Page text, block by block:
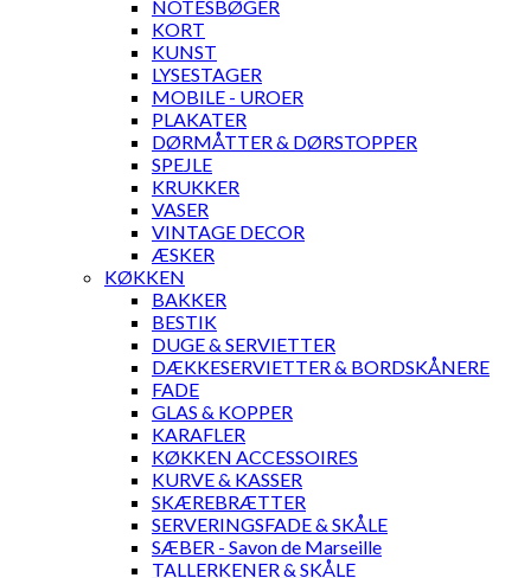
NOTESBØGER
KORT
KUNST
LYSESTAGER
MOBILE - UROER
PLAKATER
DØRMÅTTER & DØRSTOPPER
SPEJLE
KRUKKER
VASER
VINTAGE DECOR
ÆSKER
KØKKEN
BAKKER
BESTIK
DUGE & SERVIETTER
DÆKKESERVIETTER & BORDSKÅNERE
FADE
GLAS & KOPPER
KARAFLER
KØKKEN ACCESSOIRES
KURVE & KASSER
SKÆREBRÆTTER
SERVERINGSFADE & SKÅLE
SÆBER - Savon de Marseille
TALLERKENER & SKÅLE